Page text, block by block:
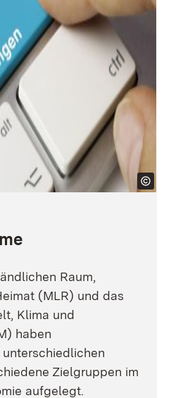
Raum,
(MLR) und das
Klima und
haben
Zielgruppen im
aufgelegt.